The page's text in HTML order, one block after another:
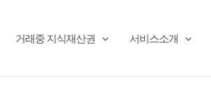
거래중 지식재산권 서비스소개